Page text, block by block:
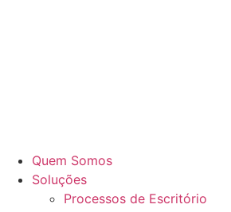
Quem Somos
Soluções
Processos de Escritório